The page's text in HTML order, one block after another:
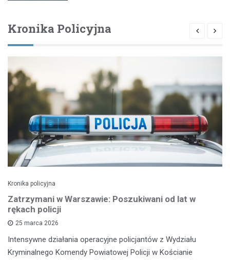
Kronika Policyjna
Kronika policyjna
Zatrzymani w Warszawie: Poszukiwani od lat w
rękach policji
25 marca 2026
Intensywne działania operacyjne policjantów z Wydziału
Kryminalnego Komendy Powiatowej Policji w Kościanie